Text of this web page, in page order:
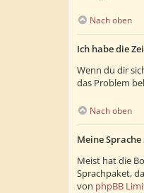
Nach oben
Ich habe die
Wenn du dir
das Problem
Nach oben
Meine
Meist hat die
Sprachpaket,
von phpBB